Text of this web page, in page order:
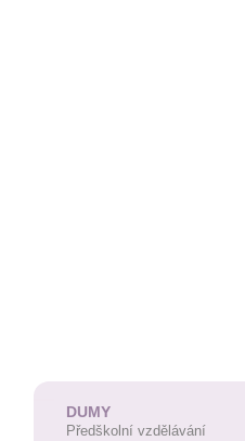
DUMY
Předškolní vzdělávání